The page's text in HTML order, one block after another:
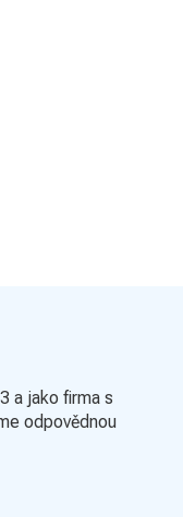
a jako firma s
odpovědnou